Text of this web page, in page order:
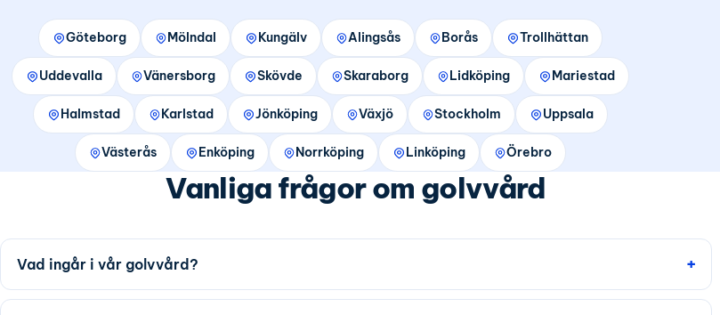
Göteborg Mölndal Kungälv Alingsås Borås Trollhättan
Uddevalla Vänersborg Skövde Skaraborg Lidköping Mariestad
Halmstad Karlstad Jönköping Växjö Stockholm Uppsala
Västerås Enköping Norrköping Linköping Örebro
Vanliga frågor om golvvård
Vad ingår i vår golvvård?